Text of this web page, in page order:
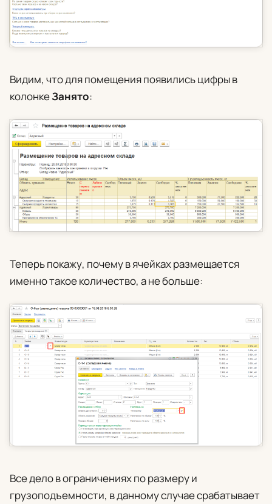
Видим, что для помещения появились цифры в
колонкеЗанято:
Теперь покажу, почему в ячейках размещается
именно такое количество, а не больше:
Все дело в ограничениях по размеру и
грузоподъемности, в данному случае срабатывает